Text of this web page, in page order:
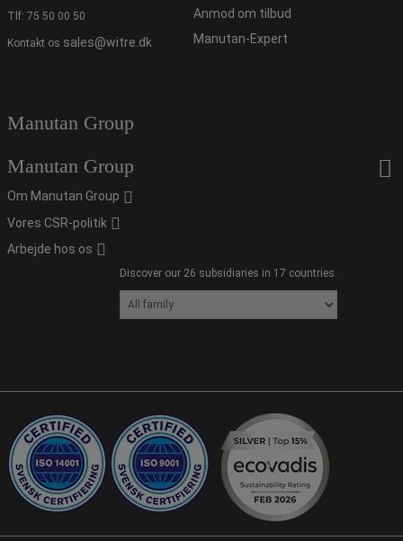
Tlf: 75 50 00 50
Kontakt os sales@witre.dk
Anmod om tilbud
Manutan-Expert
Manutan Group
Manutan Group
Om Manutan Group
Vores CSR-politik
Arbejde hos os
Discover our 26 subsidiaries in 17 countries.